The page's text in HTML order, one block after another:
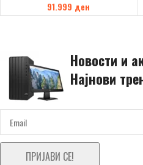
91.999 ден
Новости и
Најнови
ПРИЈАВИ СЕ!